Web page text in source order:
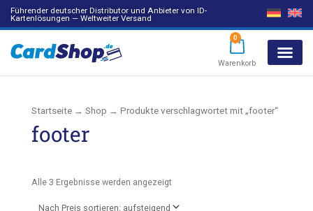
Führender deutscher Distributor und Anbieter von ID-
Kartenlösungen — Weltweiter Versand
0
Warenkorb
Startseite→ Shop → Produkte verschlagwortet mit „footer“
footer
Alle 3 Ergebnisse werden angezeigt